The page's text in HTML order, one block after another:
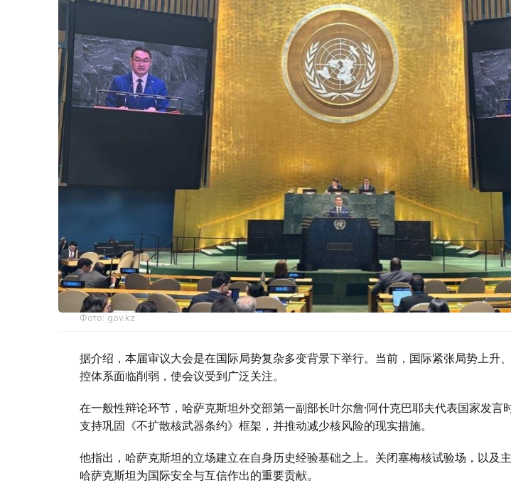
Фото: gov.kz
据介绍，本届审议大会是在国际局势复杂多变背景下举行。当前，国际紧张局势上升
控体系面临削弱，使会议受到广泛关注。
在一般性辩论环节，哈萨克斯坦外交部第一副部长叶尔詹·阿什克巴耶夫代表国家发言
支持巩固《不扩散核武器条约》框架，并推动减少核风险的现实措施。
他指出，哈萨克斯坦的立场建立在自身历史经验基础之上。关闭塞梅核试验场，以及
哈萨克斯坦为国际安全与互信作出的重要贡献。